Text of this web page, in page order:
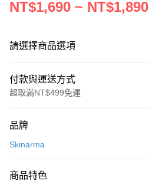
NT$1,690 ~ NT$1,890
請選擇商品選項
付款與運送方式
超取滿NT$499免運
信用卡一次付款
LINE Pay
品牌
Skinarma
商品特色